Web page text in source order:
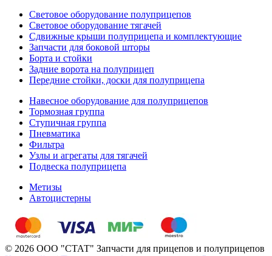
Световое оборудование полуприцепов
Световое оборудование тягачей
Сдвижные крыши полуприцепа и комплектующие
Запчасти для боковой шторы
Борта и стойки
Задние ворота на полуприцеп
Передние стойки, доски для полуприцепа
Навесное оборудование для полуприцепов
Тормозная группа
Ступичная группа
Пневматика
Фильтра
Узлы и агрегаты для тягачей
Подвеска полуприцепа
Метизы
Автоцистерны
© 2026 ООО "СТАТ" Запчасти для прицепов и полуприцепов